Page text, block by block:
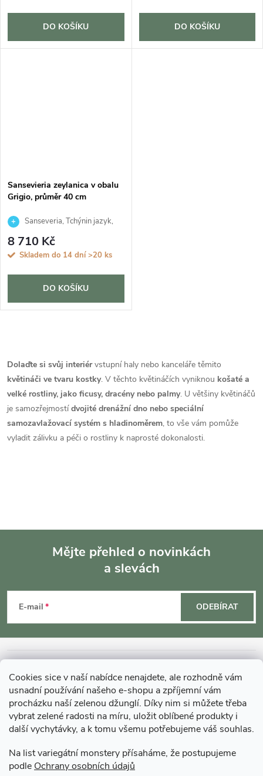
Cookies sice v naší nabídce nenajdete, ale rozhodně vám
usnadní používání našeho e-shopu a zpříjemní vám
procházku naší zelenou džunglí. Díky nim si můžete třeba
vybrat zelené radosti na míru, uložit oblíbené produkty i
další vychytávky, a k tomu všemu potřebujeme váš souhlas.
Na list variegátní monstery přísaháme, že postupujeme
podle Ochrany osobních údajů
DO KOŠÍKU DO KOŠÍKU
Sansevieria zeylanica v obalu
Grigio, průměr 40 cm
Sanseveria, Tchýnin jazyk,
Tenura
8 710 Kč
Skladem do 14 dní>20 ks
DO KOŠÍKU
v
l
á
d
p
y
v
ý
p
i
s
u
Dolaďte si svůj interiérvstupní haly nebo kanceláře těmito
květináči ve tvaru kostky. V těchto květináčích vyniknou košaté a
velké rostliny, jako ficusy, dracény nebo palmy. U většiny květináčů
je samozřejmostídvojité drenážní dno nebo speciální
samozavlažovací systém s hladinoměrem, to vše vám pomůže
vyladit zálivku a péči o rostliny k naprosté dokonalosti.
p
a
Mějte přehled o novinkách
a slevách
E-mail ODEBÍRAT
MOHLO BY VÁS ZAJÍMAT
O GARDNERS
Gardners Design - Projekt, realizace a údržba zahrad a interiérů